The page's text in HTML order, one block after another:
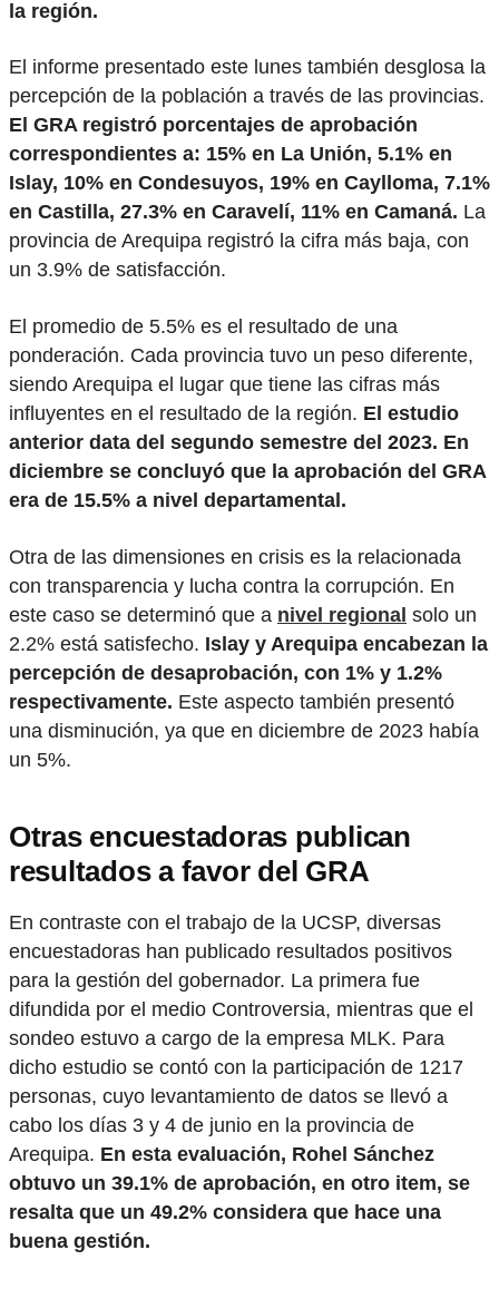
la región.
El informe presentado este lunes también desglosa la
percepción de la población a través de las provincias.
El GRA registró porcentajes de aprobación
correspondientes a: 15% en La Unión, 5.1% en
Islay, 10% en Condesuyos, 19% en Caylloma, 7.1%
en Castilla, 27.3% en Caravelí, 11% en Camaná. La
provincia de Arequipa registró la cifra más baja, con
un 3.9% de satisfacción.
El promedio de 5.5% es el resultado de una
ponderación. Cada provincia tuvo un peso diferente,
siendo Arequipa el lugar que tiene las cifras más
influyentes en el resultado de la región. El estudio
anterior data del segundo semestre del 2023. En
diciembre se concluyó que la aprobación del GRA
era de 15.5% a nivel departamental.
Otra de las dimensiones en crisis es la relacionada
con transparencia y lucha contra la corrupción. En
este caso se determinó que a nivel regional solo un
2.2% está satisfecho. Islay y Arequipa encabezan la
percepción de desaprobación, con 1% y 1.2%
respectivamente. Este aspecto también presentó
una disminución, ya que en diciembre de 2023 había
un 5%.
Otras encuestadoras publican
resultados a favor del GRA
En contraste con el trabajo de la UCSP, diversas
encuestadoras han publicado resultados positivos
para la gestión del gobernador. La primera fue
difundida por el medio Controversia, mientras que el
sondeo estuvo a cargo de la empresa MLK. Para
dicho estudio se contó con la participación de 1217
personas, cuyo levantamiento de datos se llevó a
cabo los días 3 y 4 de junio en la provincia de
Arequipa. En esta evaluación, Rohel Sánchez
obtuvo un 39.1% de aprobación, en otro item, se
resalta que un 49.2% considera que hace una
buena gestión.